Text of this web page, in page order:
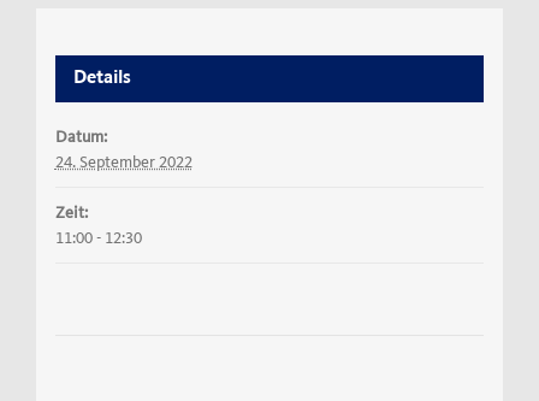
Details
Datum:
24. September 2022
Zeit:
11:00 - 12:30